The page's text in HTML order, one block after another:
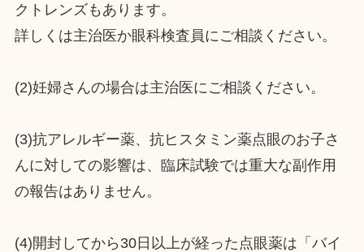
クトレンズもあります。
詳しくは主治医か眼科検査員にご相談ください。
(2)妊婦さんの場合は主治医にご相談ください。
(3)抗アレルギー薬、抗ヒスタミン薬点眼のお子さ
んに対しての影響は、臨床試験では重大な副作用
の報告はありません。
(4)開封してから30日以上が経った点眼薬は「バイ